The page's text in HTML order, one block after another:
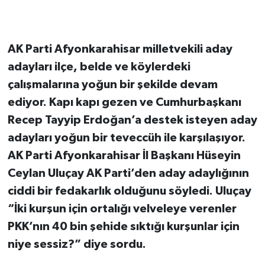
AK Parti Afyonkarahisar milletvekili aday
adayları ilçe, belde ve köylerdeki
çalışmalarına yoğun bir şekilde devam
ediyor. Kapı kapı gezen ve Cumhurbaşkanı
Recep Tayyip Erdoğan’a destek isteyen aday
adayları yoğun bir teveccüh ile karşılaşıyor.
AK Parti Afyonkarahisar İl Başkanı Hüseyin
Ceylan Uluçay AK Parti’den aday adaylığının
ciddi bir fedakarlık olduğunu söyledi. Uluçay
“İki kurşun için ortalığı velveleye verenler
PKK’nın 40 bin şehide sıktığı kurşunlar için
niye sessiz?” diye sordu.